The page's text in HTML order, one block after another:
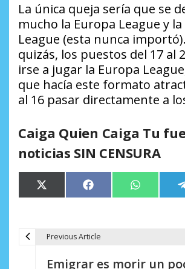
La única queja sería que se
mucho la Europa League y
League (esta nunca
quizás, los puestos del 17 al
irse a jugar la Europa
que hacía este formato
al 16 pasar directamente a
Caiga Quien Caiga Tu
noticias SIN CENSURA
Compartir
en
X
(Twitter)
Compartir
en
Facebook Compartir
en
WhatsApp
Previous Article
Emigrar es morir un